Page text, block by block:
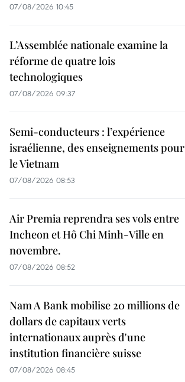
07/08/2026 10:45
L’Assemblée nationale examine la
réforme de quatre lois
technologiques
07/08/2026 09:37
Semi-conducteurs : l’expérience
israélienne, des enseignements pour
le Vietnam
07/08/2026 08:53
Air Premia reprendra ses vols entre
Incheon et Hô Chi Minh-Ville en
novembre.
07/08/2026 08:52
Nam A Bank mobilise 20 millions de
dollars de capitaux verts
internationaux auprès d'une
institution financière suisse
07/08/2026 08:45